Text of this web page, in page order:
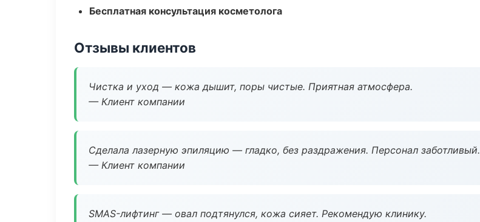
Бесплатная консультация косметолога
Отзывы клиентов
Чистка и уход — кожа дышит, поры чистые. Приятная атмосфера.
— Клиент компании
Сделала лазерную эпиляцию — гладко, без раздражения. Персонал заботливый.
— Клиент компании
SMAS-лифтинг — овал подтянулся, кожа сияет. Рекомендую клинику.